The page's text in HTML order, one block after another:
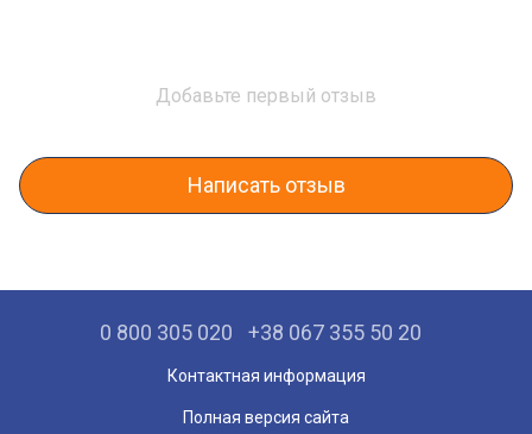
Добавьте первый отзыв
Написать отзыв
0 800 305 020 +38 067 355 50 20
Контактная информация
Полная версия сайта